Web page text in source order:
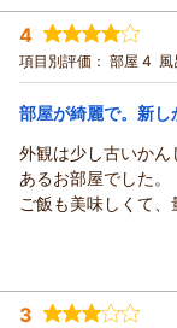
す。
宿泊時期： 2025年10
投稿者： katoriさん
宿泊プラン： 【２食付
ツイン 朝・夕 夕/
宿泊価格帯： 12,001～
南郷（夢）温泉 共林
この度は南郷温泉
とうございます。
て感謝します。温
す。この源泉を守
お待ちしておりま
4
項目別評価： 部屋 4 風
部屋が綺麗で。新し
外観は少し古いか
あるお部屋でした。
ご飯も美味しくて
投稿者： さとちさん(
宿泊プラン： 【２食付
3